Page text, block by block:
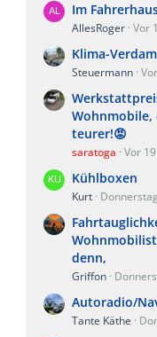
Im
AllesRoger Vor
Klima-
Steuermann
Wohnmobile,
teurer!😡
saratoga Vor
Kühlboxen
Kurt
denn,
Griffon
Autoradio/
Tante Käthe